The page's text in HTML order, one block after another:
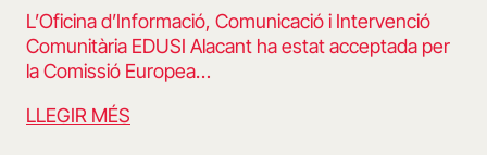
L’Oficina d’Informació, Comunicació i Intervenció
Comunitària EDUSI Alacant ha estat acceptada per
la Comissió Europea…
LLEGIR MÉS